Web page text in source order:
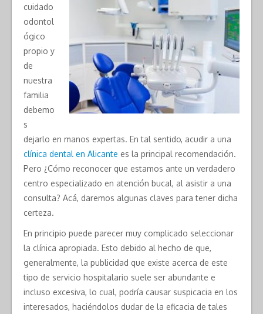
cuidado
odontol
ógico
propio y
de
nuestra
familia
debemo
s
dejarlo en manos expertas. En tal sentido, acudir a una
clínica dental en Alicante es la principal recomendación.
Pero ¿Cómo reconocer que estamos ante un verdadero
centro especializado en atención bucal, al asistir a una
consulta? Acá, daremos algunas claves para tener dicha
certeza.
En principio puede parecer muy complicado seleccionar
la clínica apropiada. Esto debido al hecho de que,
generalmente, la publicidad que existe acerca de este
tipo de servicio hospitalario suele ser abundante e
incluso excesiva, lo cual, podría causar suspicacia en los
interesados, haciéndolos dudar de la eficacia de tales